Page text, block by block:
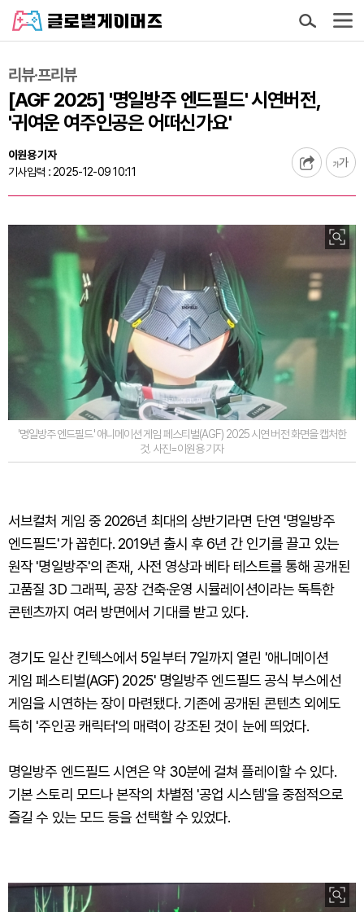
리뷰·프리뷰
[AGF 2025] '명일방주 엔드필드' 시연버전,
'귀여운 여주인공은 어떠신가요'
이원용 기자
기사입력 : 2025-12-09 10:11
'명일방주 엔드필드' 애니메이션 게임 페스티벌(AGF) 2025 시연 버전 화면을 캡처한
것. 사진=이원용 기자
서브컬처 게임 중 2026년 최대의 상반기라면 단연 '명일방주
엔드필드'가 꼽힌다. 2019년 출시 후 6년 간 인기를 끌고 있는
원작 '명일방주'의 존재, 사전 영상과 베타 테스트를 통해 공개된
고품질 3D 그래픽, 공장 건축·운영 시뮬레이션이라는 독특한
콘텐츠까지 여러 방면에서 기대를 받고 있다.
경기도 일산 킨텍스에서 5일부터 7일까지 열린 '애니메이션
게임 페스티벌(AGF) 2025' 명일방주 엔드필드 공식 부스에선
게임을 시연하는 장이 마련됐다. 기존에 공개된 콘텐츠 외에도
특히 '주인공 캐릭터'의 매력이 강조된 것이 눈에 띄었다.
명일방주 엔드필드 시연은 약 30분에 걸쳐 플레이할 수 있다.
기본 스토리 모드나 본작의 차별점 '공업 시스템'을 중점적으로
즐길 수 있는 모드 등을 선택할 수 있었다.